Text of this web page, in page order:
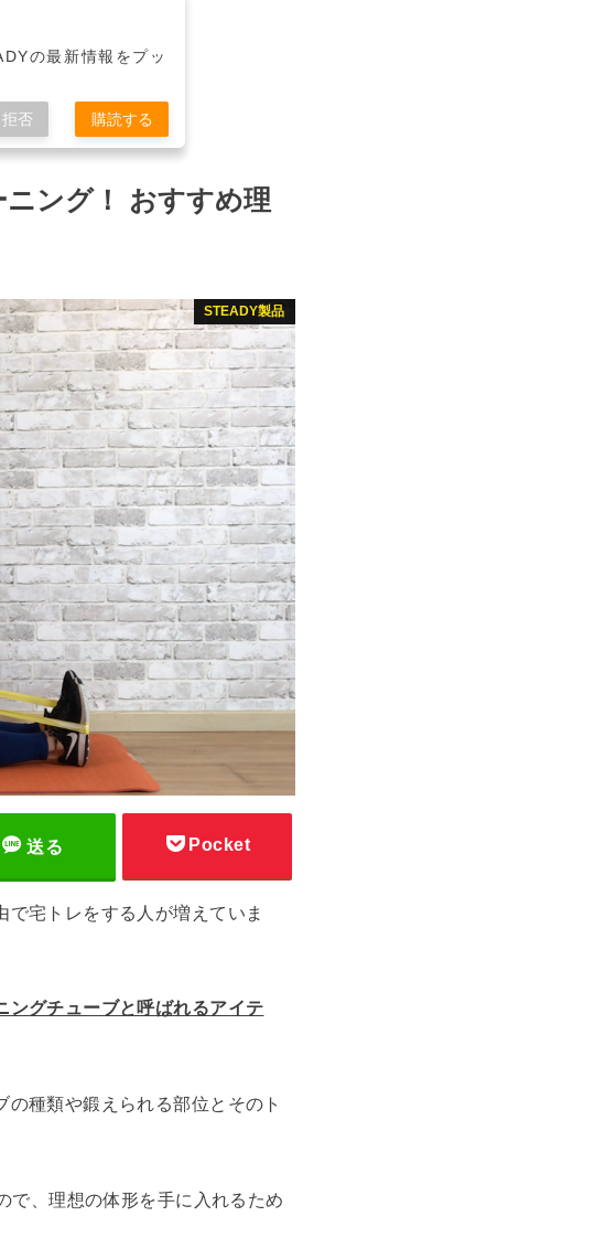
ング！ おすすめ理
STEADY製品
送る Pocket
宅トレをする人が増えていま
ングチューブと呼ばれるアイテ
種類や鍛えられる部位とそのト
で、理想の体形を手に入れるため
最新情報をプッ
拒否 購読する